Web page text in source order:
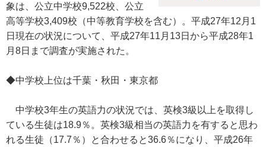
象は、公立中学校9,522校、公立
高等学校3,409校（中等教育学校を含む）。平成27年12月1
日現在の状況について、平成27年11月13日から平成28年1
月8日まで調査が実施された。
◆中学校上位は千葉・秋田・東京都
中学校3年生の英語力の状況では、英検3級以上を取得し
ている生徒は18.9％。英検3級相当の英語力を有すると思わ
れる生徒（17.7％）と合わせると36.6％になり、平成26年